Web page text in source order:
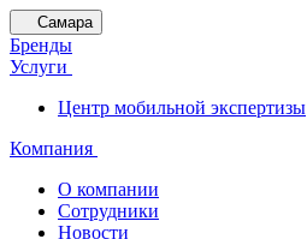
Самара
Бренды
Услуги
Центр мобильной экспертизы
Компания
О компании
Сотрудники
Новости